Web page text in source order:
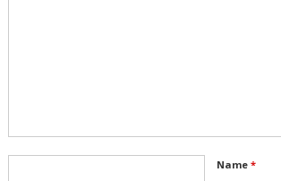
Name *